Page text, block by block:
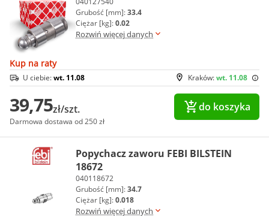
Grubość [mm]:33.4
Ciężar [kg]:0.02
Rozwiń więcej danych
Kup na raty
Kraków:wt. 11.08
U ciebie:wt. 11.08
39,75zł/szt.
Darmowa dostawa od 250 zł
do koszyka
Popychacz zaworu FEBI BILSTEIN
18672
040118672
Grubość [mm]:34.7
Ciężar [kg]:0.018
Rozwiń więcej danych